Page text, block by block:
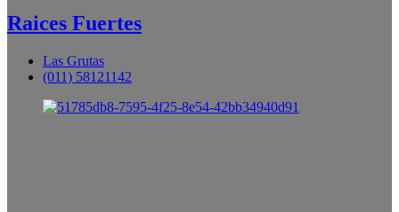
Raices Fuertes
Las Grutas
(011) 58121142